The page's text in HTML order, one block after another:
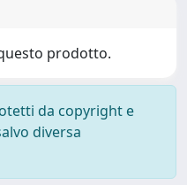
prodotto.
da copyright e
diversa